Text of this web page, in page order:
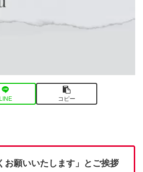
LINE コピー
お願いいたします」とご挨拶